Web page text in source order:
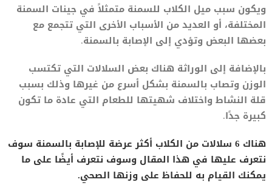
ويكون سبب ميل الكلاب للسمنة متمثلاً في جينات السمنة
المختلفة، أو العديد من الأسباب الأخرى التي تتجمع مع
بعضها البعض وتؤدي إلى الإصابة بالسمنة.
بالإضافة إلى الوراثة هناك بعض السلالات التي تكتسب
الوزن وتصاب بالسمنة بشكل أسرع من غيرها وذلك بسبب
قلة النشاط واختلاف شهيتها للطعام التي عادة ما تكون
كبيرة جدًا.
هناك 6 سلالات من الكلاب أكثر عرضة للإصابة بالسمنة سوف
نتعرف عليها في هذا المقال وسوف نتعرف أيضًا على ما
يمكنك القيام به للحفاظ على وزنها الصحي.